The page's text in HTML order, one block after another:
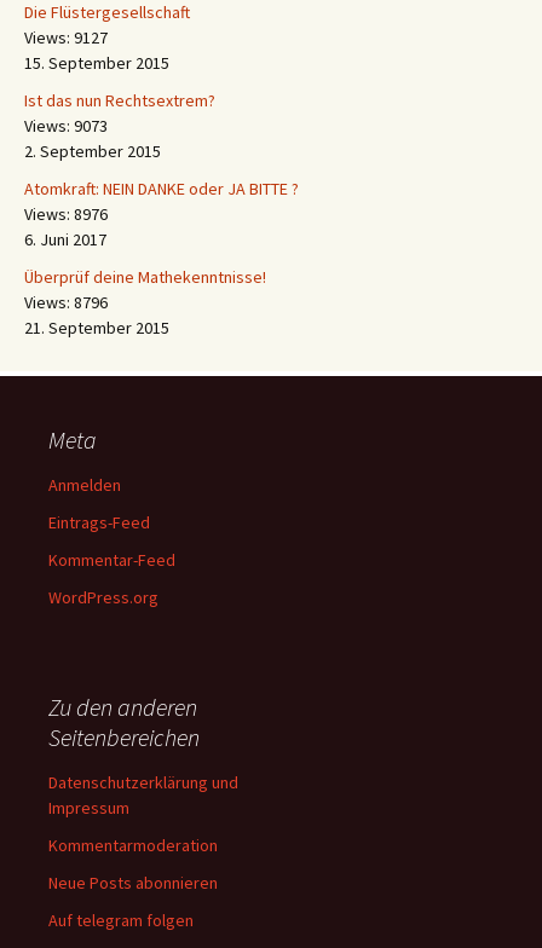
Die Flüstergesellschaft
Views: 9127
15. September 2015
Ist das nun Rechtsextrem?
Views: 9073
2. September 2015
Atomkraft: NEIN DANKE oder JA BITTE ?
Views: 8976
6. Juni 2017
Überprüf deine Mathekenntnisse!
Views: 8796
21. September 2015
Meta
Anmelden
Eintrags-Feed
Kommentar-Feed
WordPress.org
Zu den anderen
Seitenbereichen
Datenschutzerklärung und
Impressum
Kommentarmoderation
Neue Posts abonnieren
Auf telegram folgen